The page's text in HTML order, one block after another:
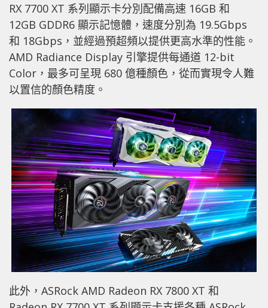
RX 7700 XT 系列顯示卡分別配備高速 16GB 和
12GB GDDR6 顯示記憶體，速度分別為 19.5Gbps
和 18Gbps，並經過預超頻以提供更高水準的性能。
AMD Radiance Display 引擎提供每通道 12-bit
Color，最多可呈現 680 億種顏色，從而實現令人難
以置信的顏色精度。
此外，ASRock AMD Radeon RX 7800 XT 和